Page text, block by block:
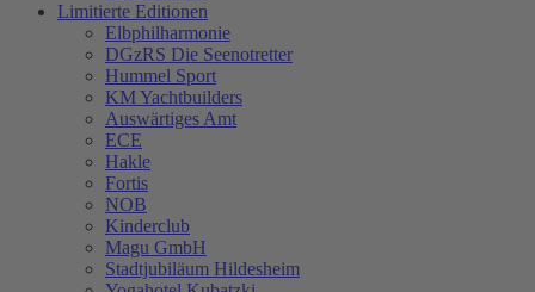
Limitierte Editionen
Elbphilharmonie
DGzRS Die Seenotretter
Hummel Sport
KM Yachtbuilders
Auswärtiges Amt
ECE
Hakle
Fortis
NOB
Kinderclub
Magu GmbH
Stadtjubiläum Hildesheim